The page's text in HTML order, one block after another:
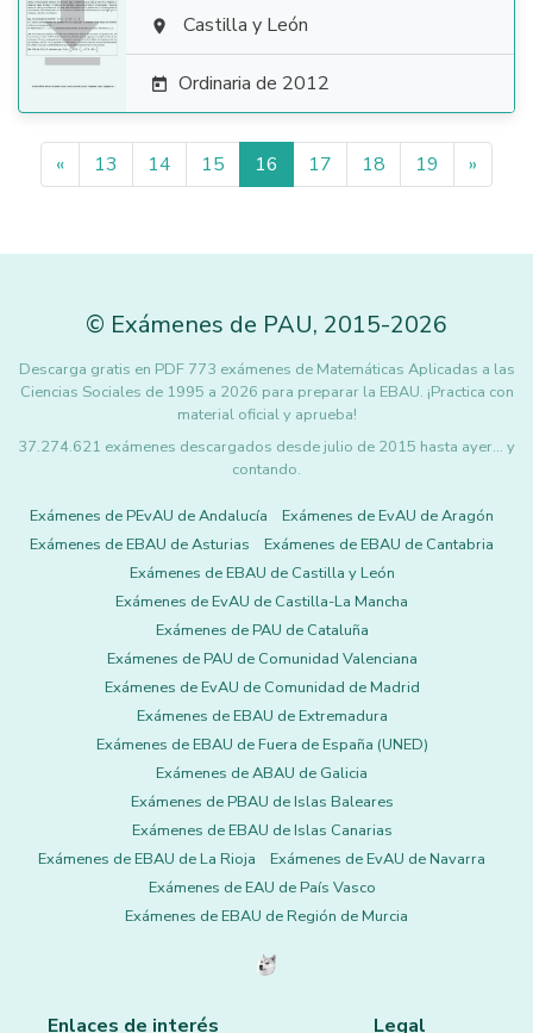
  Castilla y León
 Ordinaria de 2012
« 13 14 15 16 17 18 19 »
© Exámenes de PAU, 2015-2026
Descarga gratis en PDF 773 exámenes de Matemáticas Aplicadas a las
Ciencias Sociales de 1995 a 2026 para preparar la EBAU. ¡Practica con
material oficial y aprueba!
37.274.621 exámenes descargados desde julio de 2015 hasta ayer... y
contando.
Exámenes de PEvAU de Andalucía
Exámenes de EvAU de Aragón
Exámenes de EBAU de Asturias
Exámenes de EBAU de Cantabria
Exámenes de EBAU de Castilla y León
Exámenes de EvAU de Castilla-La Mancha
Exámenes de PAU de Cataluña
Exámenes de PAU de Comunidad Valenciana
Exámenes de EvAU de Comunidad de Madrid
Exámenes de EBAU de Extremadura
Exámenes de EBAU de Fuera de España (UNED)
Exámenes de ABAU de Galicia
Exámenes de PBAU de Islas Baleares
Exámenes de EBAU de Islas Canarias
Exámenes de EBAU de La Rioja
Exámenes de EvAU de Navarra
Exámenes de EAU de País Vasco
Exámenes de EBAU de Región de Murcia
Enlaces de interés Legal